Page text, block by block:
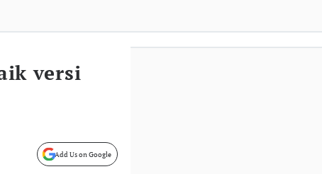
versi
Add Us on Google